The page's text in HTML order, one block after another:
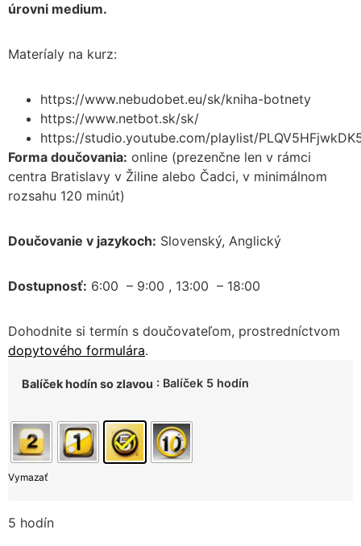
úrovni medium.
Materíaly na kurz:
https://www.nebudobet.eu/sk/kniha-botnety
https://www.netbot.sk/sk/
https://studio.youtube.com/playlist/
Forma doučovania: online (prezenčne len v rámci
centra Bratislavy v Žiline alebo Čadci, v minimálnom
rozsahu 120 minút)
Doučovanie v jazykoch: Slovenský, Anglický
Dostupnosť: 6:00 – 9:00 , 13:00 – 18:00
Dohodnite si termín s doučovateľom, prostredníctvom
dopytového formulára.
Balíček hodín so zlavou : Balíček 5 hodín
Vymazať
5 hodín